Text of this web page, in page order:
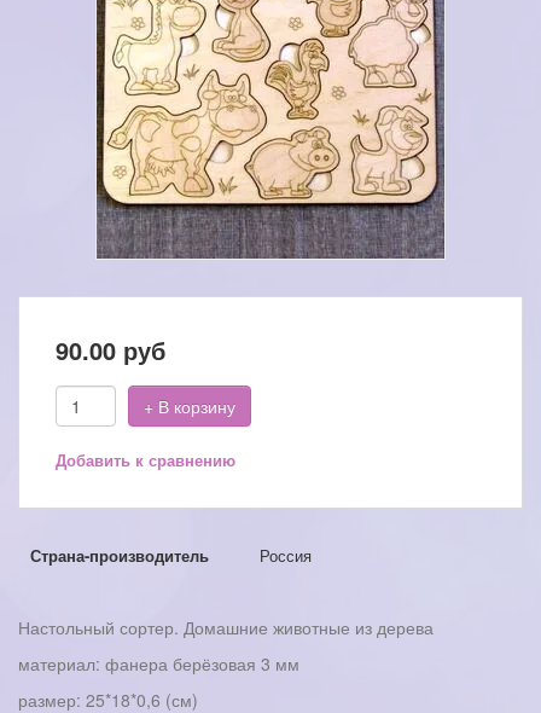
90.00 руб
+ В корзину
Добавить к сравнению
Страна-производитель Россия
Настольный сортер. Домашние животные из дерева
материал: фанера берёзовая 3 мм
размер: 25*18*0,6 (см)